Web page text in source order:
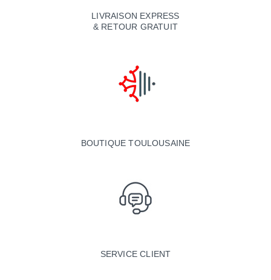
LIVRAISON EXPRESS
& RETOUR GRATUIT
BOUTIQUE TOULOUSAINE
SERVICE CLIENT